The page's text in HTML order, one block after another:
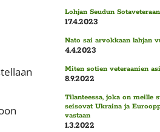
Lohjan Seudun
17.4.2023
Nato sai arvokkaan lahjan
4.4.2023
Miten sotien veteraanien
8.9.2022
Tilanteessa, joka on meille
seisovat Ukraina ja
vastaan
1.3.2022